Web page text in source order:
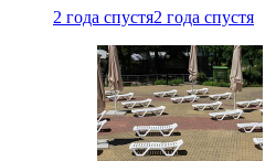
2 года спустя2 года спустя